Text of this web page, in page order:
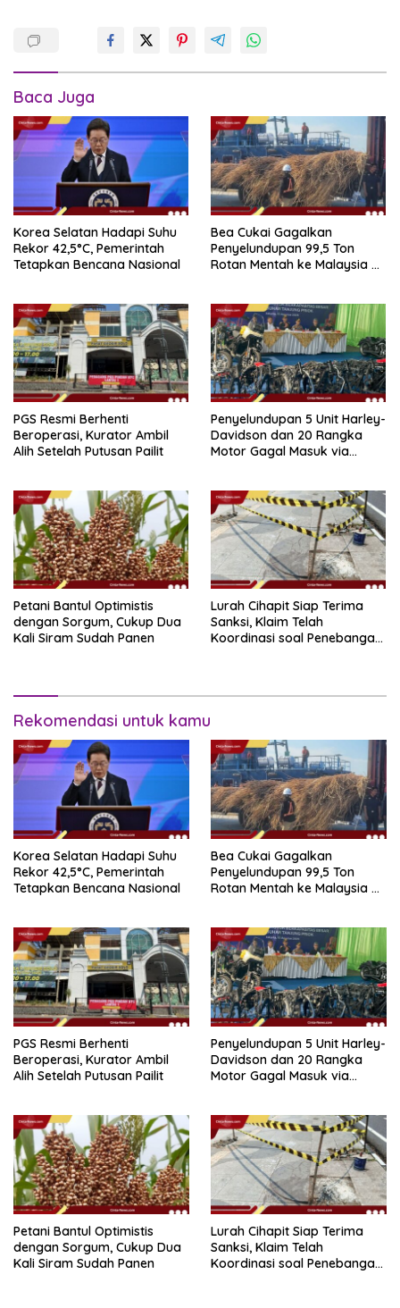
Baca Juga
Korea Selatan Hadapi Suhu
Rekor 42,5°C, Pemerintah
Tetapkan Bencana Nasional
Bea Cukai Gagalkan
Penyelundupan 99,5 Ton
Rotan Mentah ke Malaysia di
PGS Resmi Berhenti
Beroperasi, Kurator Ambil
Alih Setelah Putusan Pailit
Penyelundupan 5 Unit Harley-
Davidson dan 20 Rangka
Motor Gagal Masuk via
Petani Bantul Optimistis
dengan Sorgum, Cukup Dua
Kali Siram Sudah Panen
Lurah Cihapit Siap Terima
Sanksi, Klaim Telah
Koordinasi soal Penebangan
Rekomendasi untuk kamu
Korea Selatan Hadapi Suhu
Rekor 42,5°C, Pemerintah
Tetapkan Bencana Nasional
Bea Cukai Gagalkan
Penyelundupan 99,5 Ton
Rotan Mentah ke Malaysia di
PGS Resmi Berhenti
Beroperasi, Kurator Ambil
Alih Setelah Putusan Pailit
Penyelundupan 5 Unit Harley-
Davidson dan 20 Rangka
Motor Gagal Masuk via
Petani Bantul Optimistis
dengan Sorgum, Cukup Dua
Kali Siram Sudah Panen
Lurah Cihapit Siap Terima
Sanksi, Klaim Telah
Koordinasi soal Penebangan